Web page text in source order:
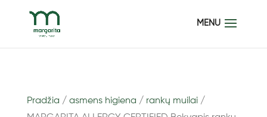
Pradžia / asmens higiena / rankų muilai/